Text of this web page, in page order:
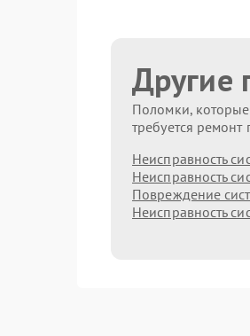
Другие
Поломки,
требуется
Неисправность
Неисправность
Повреждение
Неисправность